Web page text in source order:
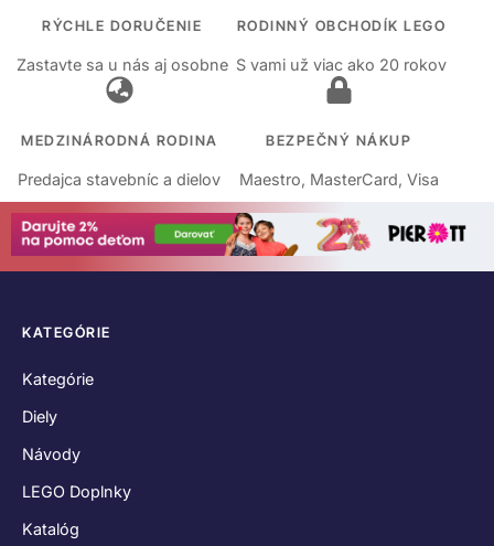
RÝCHLE DORUČENIE
Zastavte sa u nás aj osobne
RODINNÝ OBCHODÍK LEGO
S vami už viac ako 20 rokov
MEDZINÁRODNÁ RODINA
Predajca stavebníc a dielov
BEZPEČNÝ NÁKUP
Maestro, MasterCard, Visa
KATEGÓRIE
Kategórie
Diely
Návody
LEGO Doplnky
Katalóg